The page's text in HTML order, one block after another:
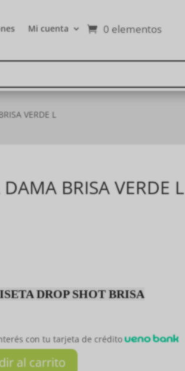
Mi cuenta 0 elementos
VERDE L
BRISA VERDE L
DROP SHOT BRISA
con tu tarjeta de crédito
al carrito